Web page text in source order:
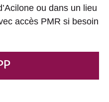
ou dans un lieu
accès PMR si besoin